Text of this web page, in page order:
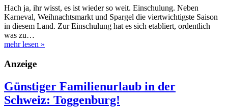
Hach ja, ihr wisst, es ist wieder so weit. Einschulung. Neben
Karneval, Weihnachtsmarkt und Spargel die viertwichtigste Saison
in diesem Land. Zur Einschulung hat es sich etabliert, ordentlich
was zu…
mehr lesen »
Anzeige
Günstiger Familienurlaub in der
Schweiz: Toggenburg!